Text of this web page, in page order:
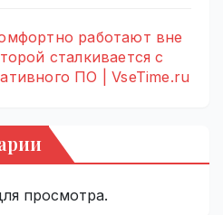
работают вне
сталкивается с
ПО | VseTime.ru
просмотра.